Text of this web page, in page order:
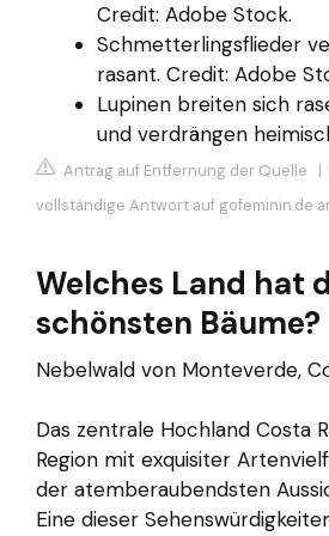
Credit: Adobe Stock.
Schmetterlingsflieder
rasant. Credit: Adobe
Lupinen breiten sich
und verdrängen
Antrag auf Entfernung der Quelle |
vollständige Antwort auf gofeminin.de
Welches Land hat
schönsten Bäume?
Nebelwald von Monteverde,
Das zentrale Hochland Costa
Region mit exquisiter
der atemberaubendsten
Eine dieser